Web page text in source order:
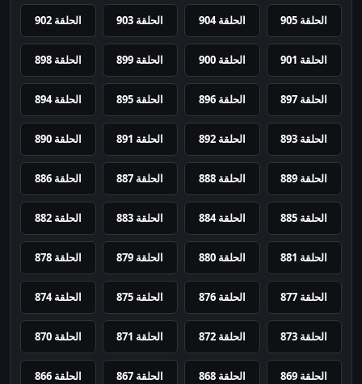
الحلقة 905 الحلقة 904 الحلقة 903 الحلقة 902
الحلقة 901 الحلقة 900 الحلقة 899 الحلقة 898
الحلقة 897 الحلقة 896 الحلقة 895 الحلقة 894
الحلقة 893 الحلقة 892 الحلقة 891 الحلقة 890
الحلقة 889 الحلقة 888 الحلقة 887 الحلقة 886
الحلقة 885 الحلقة 884 الحلقة 883 الحلقة 882
الحلقة 881 الحلقة 880 الحلقة 879 الحلقة 878
الحلقة 877 الحلقة 876 الحلقة 875 الحلقة 874
الحلقة 873 الحلقة 872 الحلقة 871 الحلقة 870
الحلقة 869 الحلقة 868 الحلقة 867 الحلقة 866